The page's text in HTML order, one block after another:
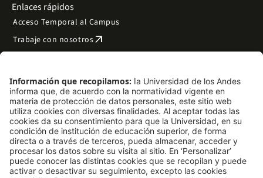
Enlaces rápidos
Acceso Temporal al Campus
Trabaje con nosotrosarrow_outward
Preguntas frecuentes
Filantropía y donacionesarrow_outward
Mapa del sitio arrow_outward
Síguenos
LinkedIn